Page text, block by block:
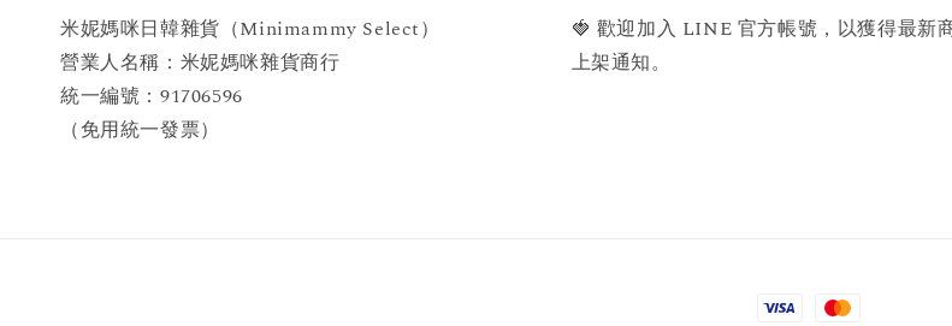
米妮媽咪日韓雜貨（Minimammy Select）
營業人名稱：米妮媽咪雜貨商行
統一編號：91706596
（免用統一發票）
🍓 歡迎加入 LINE 官方帳號，以獲得最新
上架通知。